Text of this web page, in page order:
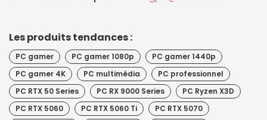
Les produits tendances :
PC gamer PC gamer 1080p
PC gamer 1440p
PC gamer 4K
PC multimédia
PC professionnel
PC RTX 50 Series
PC RX 9000 Series
PC Ryzen X3D
PC RTX 5060
PC RTX 5060 Ti
PC RTX 5070